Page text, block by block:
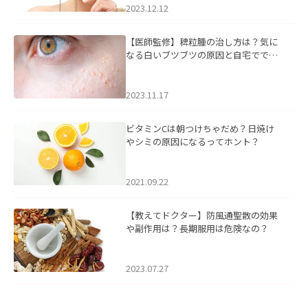
2023.12.12
【医師監修】稗粒腫の治し方は？気に
なる白いブツブツの原因と自宅ででき
2023.11.17
ビタミンCは朝つけちゃだめ？日焼け
やシミの原因になるってホント？
2021.09.22
【教えてドクター】防風通聖散の効果
や副作用は？長期服用は危険なの？
2023.07.27